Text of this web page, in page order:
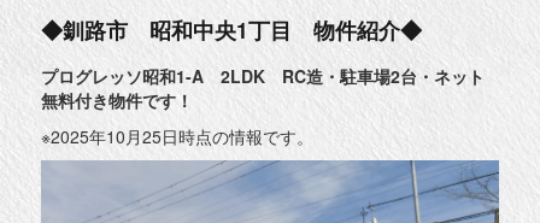
中
目
物
件
紹
介
◆
◆釧路市 昭和中央1丁目 物件紹介◆
プログレッソ昭和1-A 2LDK RC造・駐車場2台・ネット
無料付き物件です！
※2025年10月25日時点の情報です。